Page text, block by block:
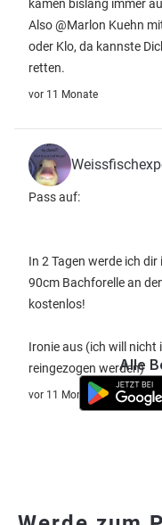
kamen bislang immer
Also @Marlon Kuehn
oder Klo, da kannste
retten.
vor 11 Monate
Pass auf:
In 2 Tagen werde ich
90cm Bachforelle an
kostenlos!
Ironie aus (ich will nicht
reingezogen werden)
vor 11 Monate
Alle